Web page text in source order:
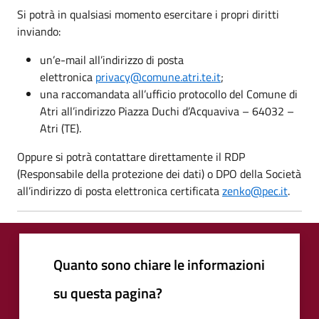
Si potrà in qualsiasi momento esercitare i propri diritti
inviando:
un’e-mail all’indirizzo di posta
elettronica privacy@comune.atri.te.it;
una raccomandata all’ufficio protocollo del Comune di
Atri all’indirizzo Piazza Duchi d’Acquaviva – 64032 –
Atri (TE).
Oppure si potrà contattare direttamente il RDP
(Responsabile della protezione dei dati) o DPO della Società
all’indirizzo di posta elettronica certificatazenko@pec.it.
Quanto sono chiare le informazioni
su questa pagina?